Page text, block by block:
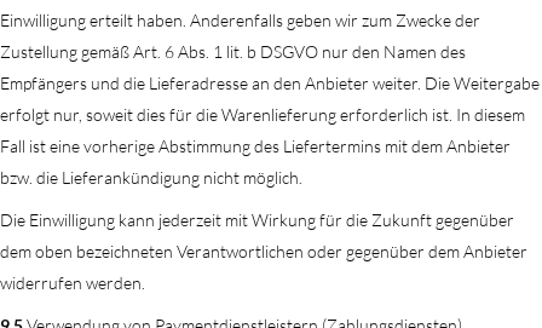
Einwilligung erteilt haben. Anderenfalls geben wir zum Zwecke der
Zustellung gemäß Art. 6 Abs. 1 lit. b DSGVO nur den Namen des
Empfängers und die Lieferadresse an den Anbieter weiter. Die Weitergabe
erfolgt nur, soweit dies für die Warenlieferung erforderlich ist. In diesem
Fall ist eine vorherige Abstimmung des Liefertermins mit dem Anbieter
bzw. die Lieferankündigung nicht möglich.
Die Einwilligung kann jederzeit mit Wirkung für die Zukunft gegenüber
dem oben bezeichneten Verantwortlichen oder gegenüber dem Anbieter
widerrufen werden.